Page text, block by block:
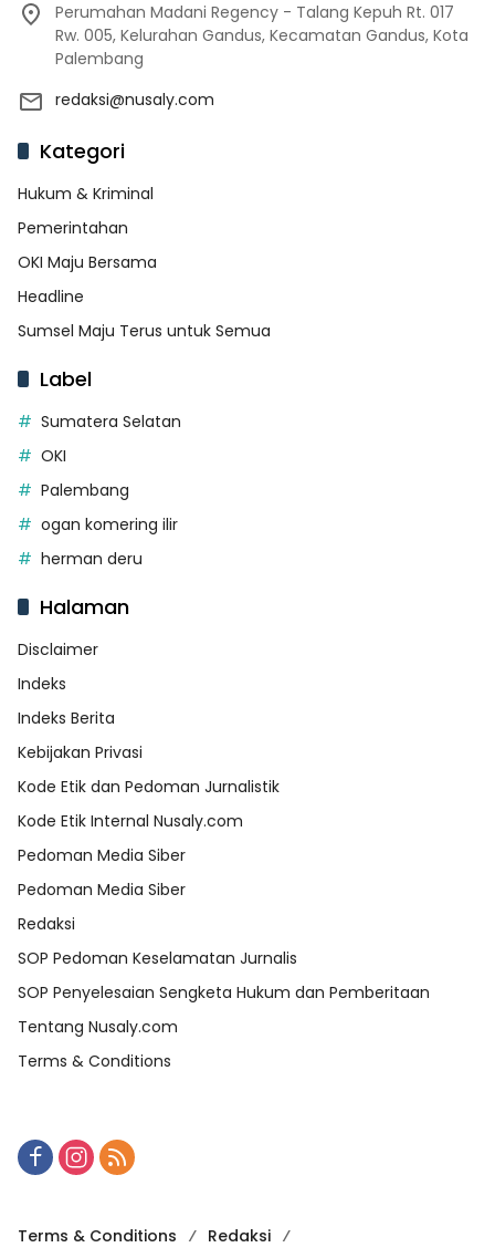
Perumahan Madani Regency - Talang Kepuh Rt. 017
Rw. 005, Kelurahan Gandus, Kecamatan Gandus, Kota
Palembang
redaksi@nusaly.com
Kategori
Hukum & Kriminal
Pemerintahan
OKI Maju Bersama
Headline
Sumsel Maju Terus untuk Semua
Label
Sumatera Selatan
OKI
Palembang
ogan komering ilir
herman deru
Halaman
Disclaimer
Indeks
Indeks Berita
Kebijakan Privasi
Kode Etik dan Pedoman Jurnalistik
Kode Etik Internal Nusaly.com
Pedoman Media Siber
Pedoman Media Siber
Redaksi
SOP Pedoman Keselamatan Jurnalis
SOP Penyelesaian Sengketa Hukum dan Pemberitaan
Tentang Nusaly.com
Terms & Conditions
Terms & Conditions
Redaksi